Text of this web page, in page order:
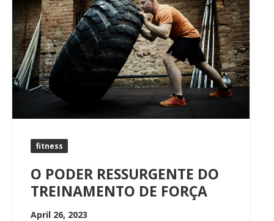
fitness
O PODER RESSURGENTE DO
TREINAMENTO DE FORÇA
April 26, 2023